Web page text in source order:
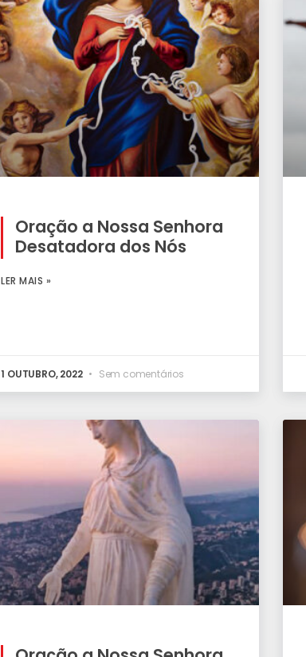
Oração a Nossa Senhora
Desatadora dos Nós
LER MAIS »
1 OUTUBRO, 2022 Sem comentários